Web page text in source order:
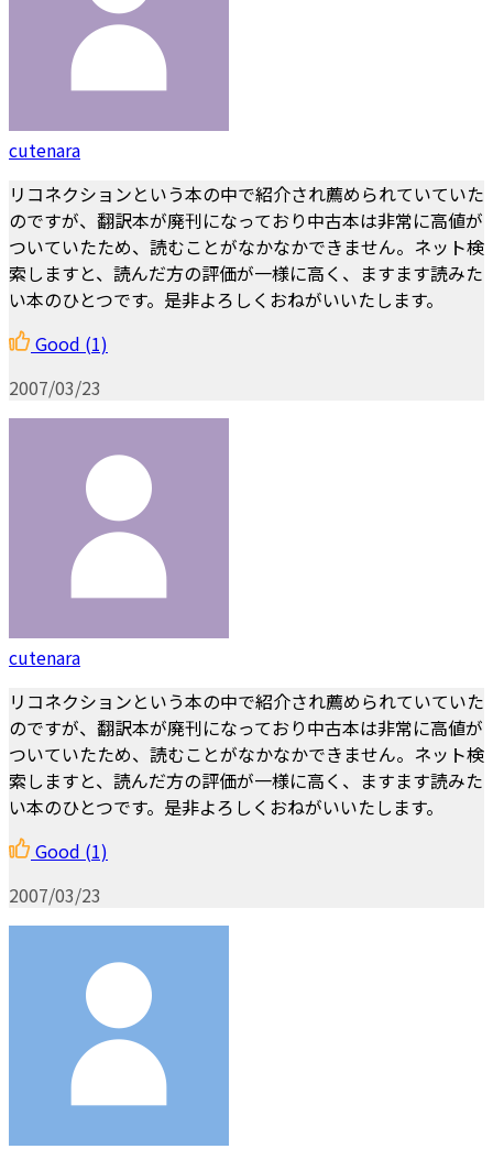
cutenara
リコネクションという本の中で紹介され薦められていていた
のですが、翻訳本が廃刊になっており中古本は非常に高値が
ついていたため、読むことがなかなかできません。ネット検
索しますと、読んだ方の評価が一様に高く、ますます読みた
い本のひとつです。是非よろしくおねがいいたします。
Good (1)
2007/03/23
cutenara
リコネクションという本の中で紹介され薦められていていた
のですが、翻訳本が廃刊になっており中古本は非常に高値が
ついていたため、読むことがなかなかできません。ネット検
索しますと、読んだ方の評価が一様に高く、ますます読みた
い本のひとつです。是非よろしくおねがいいたします。
Good (1)
2007/03/23